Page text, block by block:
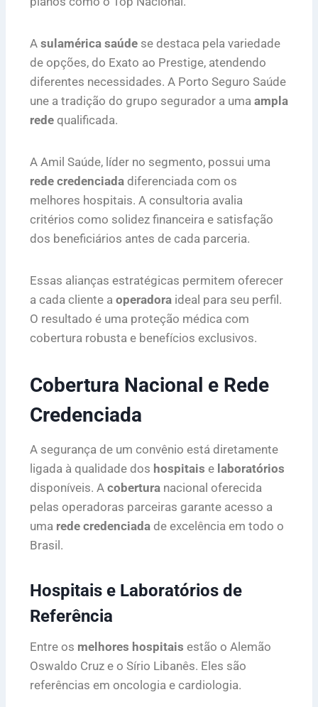
A sulamérica saúde se destaca pela variedade
de opções, do Exato ao Prestige, atendendo
diferentes necessidades. A Porto Seguro Saúde
une a tradição do grupo segurador a uma ampla
rede qualificada.
A Amil Saúde, líder no segmento, possui uma
rede credenciada diferenciada com os
melhores hospitais. A consultoria avalia
critérios como solidez financeira e satisfação
dos beneficiários antes de cada parceria.
Essas alianças estratégicas permitem oferecer
a cada cliente a operadora ideal para seu perfil.
O resultado é uma proteção médica com
cobertura robusta e benefícios exclusivos.
Cobertura Nacional e Rede
Credenciada
A segurança de um convênio está diretamente
ligada à qualidade dos hospitais e laboratórios
disponíveis. A cobertura nacional oferecida
pelas operadoras parceiras garante acesso a
uma rede credenciada de excelência em todo o
Brasil.
Hospitais e Laboratórios de
Referência
Entre os melhores hospitais estão o Alemão
Oswaldo Cruz e o Sírio Libanês. Eles são
referências em oncologia e cardiologia.